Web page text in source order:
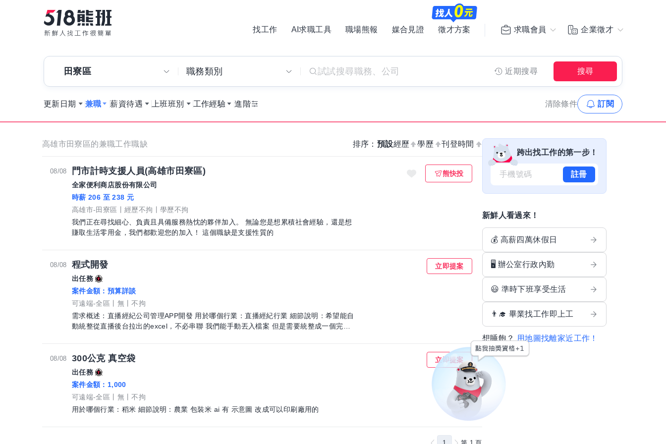
找工作 AI求職工具 職場熊報 媒合見證 徵才方案 求職會員 企業徵才
田寮區 職務類別 近期搜尋 搜尋
更新日期 兼職 薪資待遇 上班班別 工作經驗 進階 清除條件 訂閱
高雄市田寮區的兼職工作職缺 排序： 預設經歷 學歷 刊登時間
08/08 門市計時支援人員(高雄市田寮區)
全家便利商店股份有限公司
時薪 206 至 238 元
高雄市-田寮區
經歷不拘
學歷不拘
我們正在尋找細心、負責且具備服務熱忱的夥伴加入。 無論您是想累積社會經驗，還是想
賺取生活零用金，我們都歡迎您的加入！ 這個職缺是支援性質的
熊快投
08/08 程式開發
出任務
案件金額： 預算詳談
可遠端-全區
無
不拘
需求概述：直播經紀公司管理APP開發 用於哪個行業：直播經紀行業 細節說明：希望能自
動統整從直播後台拉出的excel，不必串聯 我們能手動丟入檔案 但是需要統整成一個完整
望能分成兩部分 1. 開發報價 2.後期維護報價
立即提案
08/08 300公克 真空袋
出任務
案件金額： 1,000
可遠端-全區
無
不拘
用於哪個行業：稻米 細節說明：農業 包裝米 ai 有 示意圖 改成可以印刷廠用的
立即提案
跨出找工作的第一步！
註冊
新鮮人看過來！
💰 高薪四萬休假日
🖥️ 辦公室行政內勤
😃 準時下班享受生活
👨‍🎓 畢業找工作即上工
想睡飽？ 用地圖找離家近工作！